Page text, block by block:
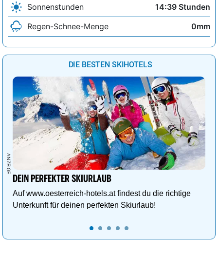
Sonnenstunden
14:39 Stunden
Regen-Schnee-Menge
0mm
DIE BESTEN SKIHOTELS
DEIN PERFEKTER SKIURLAUB
Auf www.oesterreich-hotels.at findest du die richtige
Unterkunft für deinen perfekten Skiurlaub!